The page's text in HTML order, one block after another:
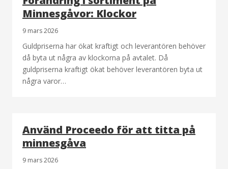
Minnesgåvor: Klockor
9 mars 2026
Guldpriserna har ökat kraftigt och leverantören behöver
då byta ut några av klockorna på avtalet. Då
guldpriserna kraftigt ökat behöver leverantören byta ut
några varor…
Använd Proceedo för att titta på
minnesgåva
9 mars 2026